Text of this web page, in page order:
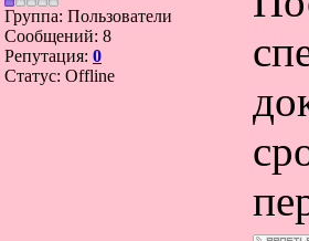
Группа: Пользователи
Сообщений: 8
Репутация: 0
Статус: Offline